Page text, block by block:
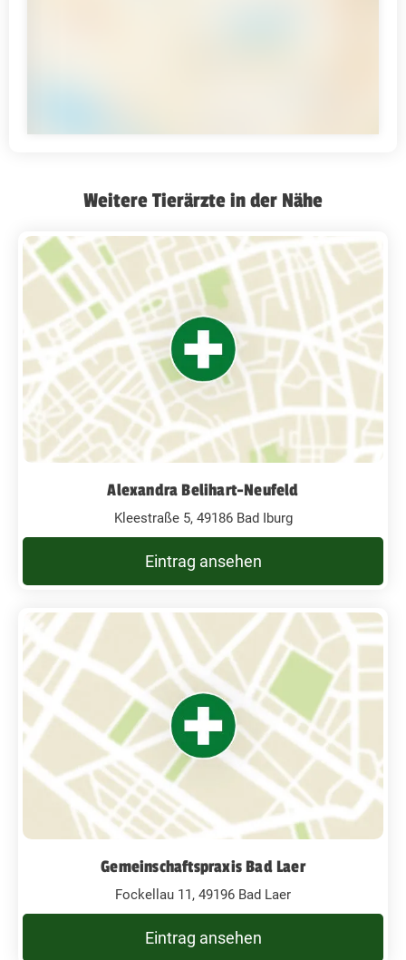
Weitere Tierärzte in der Nähe
Alexandra Belihart-Neufeld
Kleestraße 5, 49186 Bad Iburg
Eintrag ansehen
Gemeinschaftspraxis Bad Laer
Fockellau 11, 49196 Bad Laer
Eintrag ansehen